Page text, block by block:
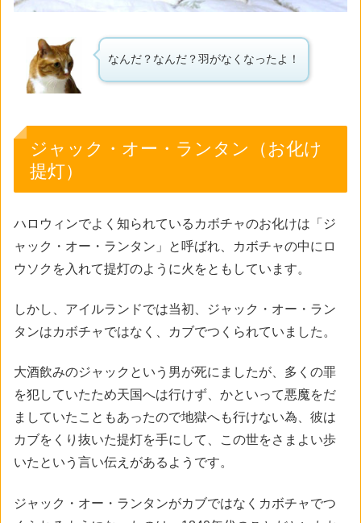
なんだ？なんだ？羽がなくなったよ！
ジャック・オー・ランタン（お化け
提灯）
ハロウィンでよく知られているカボチャのお化けは「ジ
ャック・オー・ランタン」と呼ばれ、カボチャの中にロ
ウソクを入れて提灯のように火をともしています。
しかし、アイルランドでは当初、ジャック・オー・ラン
タンはカボチャではなく、カブでつくられていました。
大酒飲みのジャックという男が死にましたが、多くの罪
を犯していたため天国へは行けず、かといって悪魔をだ
ましていたこともあったので地獄へも行けない為、彼は
カブをくり抜いた提灯を手にして、この世をさまよい歩
いたという言い伝えがあるようです。
ジャック・オー・ランタンがカブではなくカボチャでつ